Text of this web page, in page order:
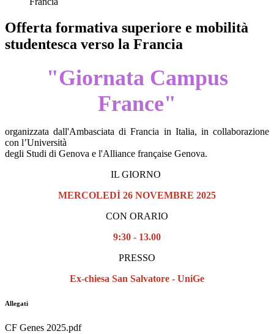
Offerta formativa superiore e mobilità
studentesca verso la Francia
"Giornata Campus
France"
organizzata dall'Ambasciata di Francia in Italia, in collaborazione
con l’Università
degli Studi di Genova e l'Alliance française Genova.
IL GIORNO
MERCOLEDÌ 26 NOVEMBRE 2025
CON ORARIO
9:30 - 13.00
PRESSO
Ex-chiesa San Salvatore - UniGe
Allegati
CF Genes 2025.pdf